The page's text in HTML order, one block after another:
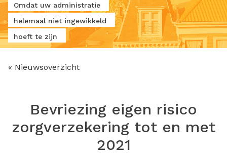
Omdat uw administratie
helemaal niet ingewikkeld
hoeft te zijn
« Nieuwsoverzicht
Bevriezing eigen risico
zorgverzekering tot en met
2021